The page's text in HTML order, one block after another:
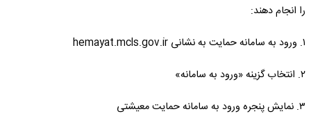
را انجام دهند:
۱. ورود به سامانه حمایت به نشانی hemayat.mcls.gov.ir
۲. انتخاب گزینه «ورود به سامانه»
۳. نمایش پنجره ورود به سامانه حمایت معیشتی